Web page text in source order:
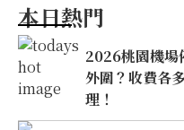
本日熱門
2026桃園機場
外圍？收費各
理！